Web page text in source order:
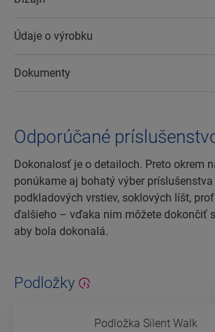
Údaje o výrobku
Dokumenty
Odporúčané
Dokonalosť je o detailoch. Preto okrem
ponúkame aj bohatý výber
podkladových vrstiev, soklových líšt,
ďalšieho – vďaka nim môžete dokončiť
aby bola dokonalá.
Podložky
Podložka Silent Walk